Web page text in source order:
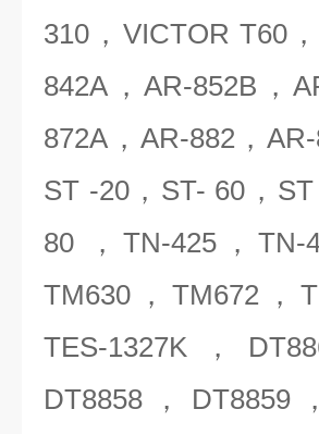
310，VICTOR T60
842A，AR-852B，
872A，AR-882，
ST -20，ST- 60，
80 ，TN-425，TN-
TM630，TM672，
TES-1327K，
DT8858，DT8859